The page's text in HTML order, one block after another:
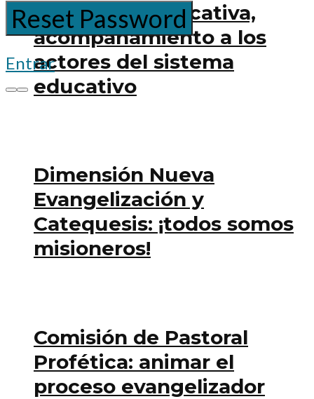
Dimensión Educativa,
acompañamiento a los
actores del sistema
educativo
Dimensión Nueva
Evangelización y
Catequesis: ¡todos somos
misioneros!
Comisión de Pastoral
Profética: animar el
proceso evangelizador
Entrar